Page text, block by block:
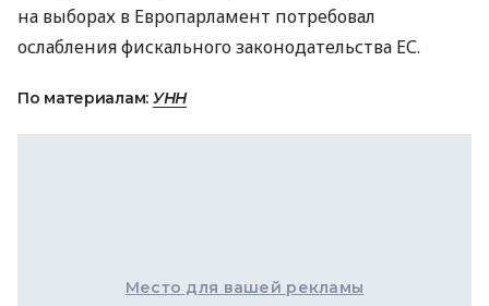
на выборах в Европарламент потребовал
ослабления фискального законодательства ЕС.
По материалам: УНН
Место для вашей рекламы